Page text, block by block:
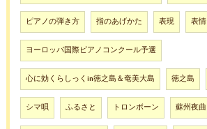
ピアノの弾き方 指のあげかた 表現 表情
ヨーロッパ国際ピアノコンクール予選
心に効くらしっくin徳之島＆奄美大島 徳之島
シマ唄 ふるさと トロンボーン 蘇州夜曲